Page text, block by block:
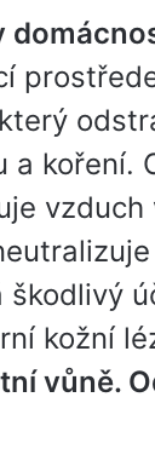
a koření.
vzduch
škodlivý
kožní
vůně.